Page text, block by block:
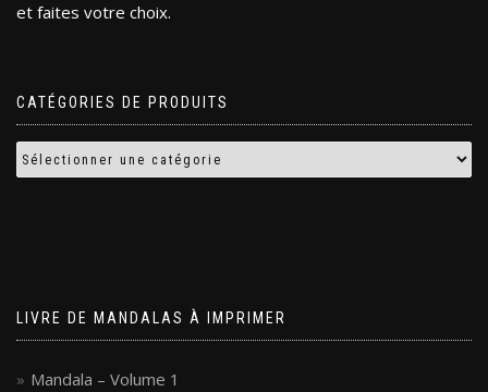
et faites votre choix.
CATÉGORIES DE PRODUITS
LIVRE DE MANDALAS À IMPRIMER
Mandala – Volume 1